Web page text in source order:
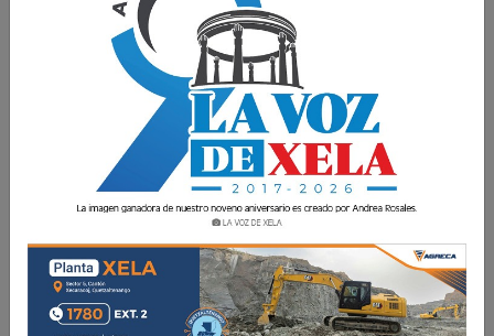
Hacen el bien o el mal, tanto ateos como
creyentes.